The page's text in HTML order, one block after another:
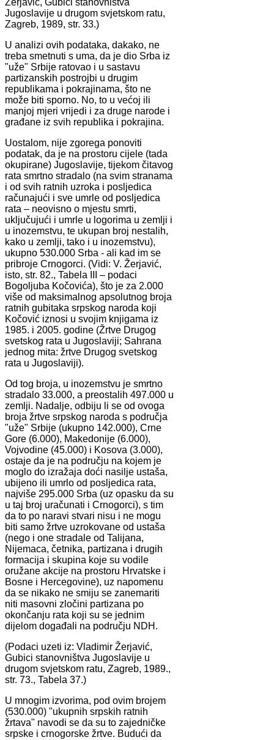
Jugoslavije u drugom svjetskom ratu,
Zagreb, 1989, str. 33.)
U analizi ovih podataka, dakako, ne
treba smetnuti s uma, da je dio Srba iz
"uže" Srbije ratovao i u sastavu
partizanskih postrojbi u drugim
republikama i pokrajinama, što ne
može biti sporno. No, to u većoj ili
manjoj mjeri vrijedi i za druge narode i
građane iz svih republika i pokrajina.
Uostalom, nije zgorega ponoviti
podatak, da je na prostoru cijele (tada
okupirane) Jugoslavije, tijekom čitavog
rata smrtno stradalo (na svim stranama
i od svih ratnih uzroka i posljedica
računajući i sve umrle od posljedica
rata – neovisno o mjestu smrti,
uključujući i umrle u logorima u zemlji i
u inozemstvu, te ukupan broj nestalih,
kako u zemlji, tako i u inozemstvu),
ukupno 530.000 Srba - ali kad im se
pribroje Crnogorci. (Vidi: V. Žerjavić,
isto, str. 82., Tabela III – podaci
Bogoljuba Kočovića), što je za 2.000
više od maksimalnog apsolutnog broja
ratnih gubitaka srpskog naroda koji
Kočović iznosi u svojim knjigama iz
1985. i 2005. godine (Žrtve Drugog
svetskog rata u Jugoslaviji; Sahrana
jednog mita: žrtve Drugog svetskog
rata u Jugoslaviji).
Od tog broja, u inozemstvu je smrtno
stradalo 33.000, a preostalih 497.000 u
zemlji. Nadalje, odbiju li se od ovoga
broja žrtve srpskog naroda s područja
"uže" Srbije (ukupno 142.000), Crne
Gore (6.000), Makedonije (6.000),
Vojvodine (45.000) i Kosova (3.000),
ostaje da je na području na kojem je
moglo do izražaja doći nasilje ustaša,
ubijeno ili umrlo od posljedica rata,
najviše 295.000 Srba (uz opasku da su
u taj broj uračunati i Crnogorci), s tim
da to po naravi stvari nisu i ne mogu
biti samo žrtve uzrokovane od ustaša
(nego i one stradale od Talijana,
Nijemaca, četnika, partizana i drugih
formacija i skupina koje su vodile
oružane akcije na prostoru Hrvatske i
Bosne i Hercegovine), uz napomenu
da se nikako ne smiju se zanemariti
niti masovni zločini partizana po
okončanju rata koji su se jednim
dijelom događali na području NDH.
(Podaci uzeti iz: Vladimir Žerjavić,
Gubici stanovništva Jugoslavije u
drugom svjetskom ratu, Zagreb, 1989.,
str. 73., Tabela 37.)
U mnogim izvorima, pod ovim brojem
(530.000) "ukupnih srpskih ratnih
žrtava" navodi se da su to zajedničke
srpske i crnogorske žrtve. Budući da